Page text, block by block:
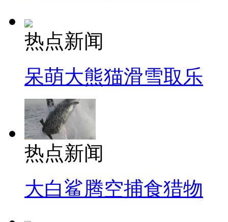
热点新闻
呆萌大熊猫滑雪取乐
热点新闻
大白鲨腾空捕食猎物